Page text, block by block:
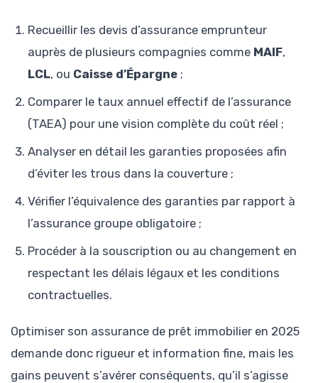
Recueillir les devis d’assurance emprunteur
auprès de plusieurs compagnies comme MAIF,
LCL, ou Caisse d’Épargne ;
Comparer le taux annuel effectif de l’assurance
(TAEA) pour une vision complète du coût réel ;
Analyser en détail les garanties proposées afin
d’éviter les trous dans la couverture ;
Vérifier l’équivalence des garanties par rapport à
l’assurance groupe obligatoire ;
Procéder à la souscription ou au changement en
respectant les délais légaux et les conditions
contractuelles.
Optimiser son assurance de prêt immobilier en 2025
demande donc rigueur et information fine, mais les
gains peuvent s’avérer conséquents, qu’il s’agisse